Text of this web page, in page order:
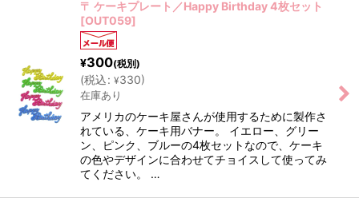
〒 ケーキプレート／Happy Birthday 4枚セット
[OUT059]
¥300(税別)
(税込: ¥330)
在庫あり
アメリカのケーキ屋さんが使用するために製作さ
れている、ケーキ用バナー。 イエロー、グリー
ン、ピンク、ブルーの4枚セットなので、ケーキ
の色やデザインに合わせてチョイスして使ってみ
てください。 …